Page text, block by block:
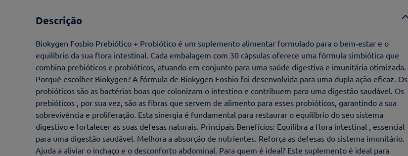
Descrição
Biokygen Fosbio Prebiótico + Probiótico é um suplemento alimentar formulado para o bem-estar e o
equilíbrio da sua flora intestinal. Cada embalagem com 30 cápsulas oferece uma fórmula simbiótica que
combina prebióticos e probióticos, atuando em conjunto para uma saúde digestiva e imunitária otimizada.
Porquê escolher Biokygen? A fórmula de Biokygen Fosbio foi desenvolvida para uma dupla ação eficaz. Os
probióticos são as bactérias boas que colonizam o intestino e contribuem para uma digestão saudável. Os
prebióticos , por sua vez, são as fibras que servem de alimento para esses probióticos, garantindo a sua
sobrevivência e proliferação. Esta sinergia é fundamental para restaurar o equilíbrio do seu sistema
digestivo e fortalecer as suas defesas naturais. Principais Benefícios: Equilibra a flora intestinal , essencial
para uma digestão saudável. Melhora a absorção de nutrientes. Reforça as defesas do sistema imunitário.
Ajuda a aliviar o inchaço e o desconforto abdominal. Para quem é ideal? Este suplemento é ideal para